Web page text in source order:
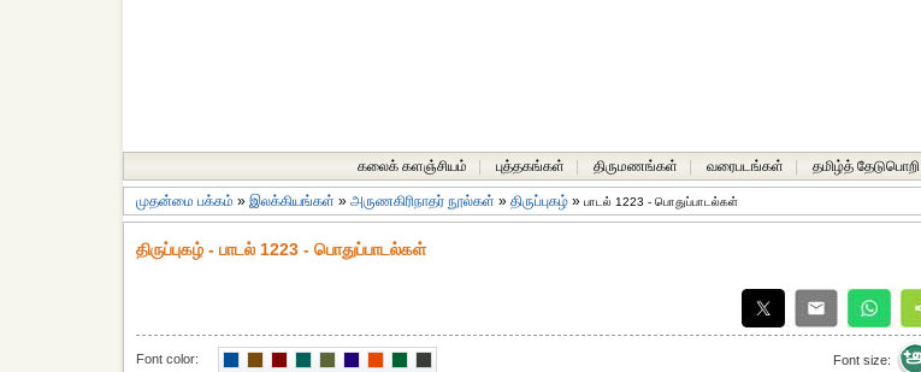
கலைக் களஞ்சியம் புத்தகங்கள் திருமணங்கள் வரைபடங்கள் தமிழ்த் தேடுபொறி
முதன்மை பக்கம் » இலக்கியங்கள் » அருணகிரிநாதர் நூல்கள் » திருப்புகழ் » பாடல் 1223 - பொதுப்பாடல்கள்
திருப்புகழ் - பாடல் 1223 - பொதுப்பாடல்கள்
Font color: Font size: